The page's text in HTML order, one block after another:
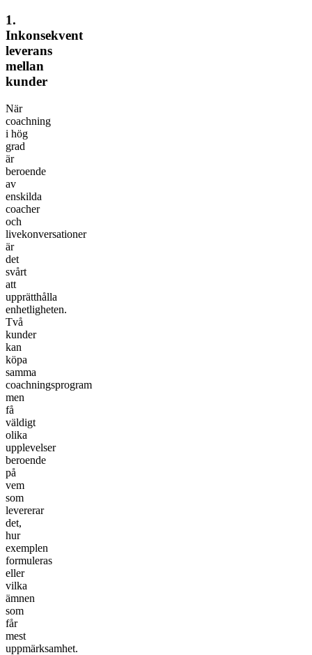
1.
Inkonsekvent
leverans
mellan
kunder
När
coachning
i hög
grad
är
beroende
av
enskilda
coacher
och
livekonversationer
är
det
svårt
att
upprätthålla
enhetligheten.
Två
kunder
kan
köpa
samma
coachningsprogram
men
få
väldigt
olika
upplevelser
beroende
på
vem
som
levererar
det,
hur
exemplen
formuleras
eller
vilka
ämnen
som
får
mest
uppmärksamhet.